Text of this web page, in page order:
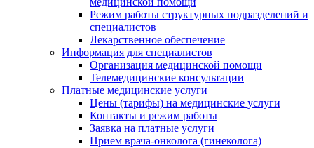
Режим работы структурных подразделений и
специалистов
Лекарственное обеспечение
Информация для специалистов
Организация медицинской помощи
Телемедицинские консультации
Платные медицинские услуги
Цены (тарифы) на медицинские услуги
Контакты и режим работы
Заявка на платные услуги
Прием врача-онколога (гинеколога)